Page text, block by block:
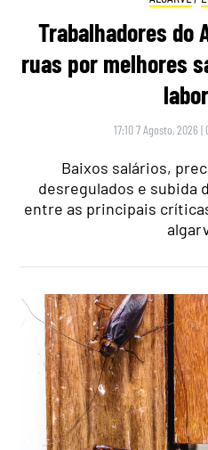
Trabalhadores do
ruas por melhores
17:10 7 Agosto, 2026 |
Baixos salários,
desregulados e subida
entre as principais